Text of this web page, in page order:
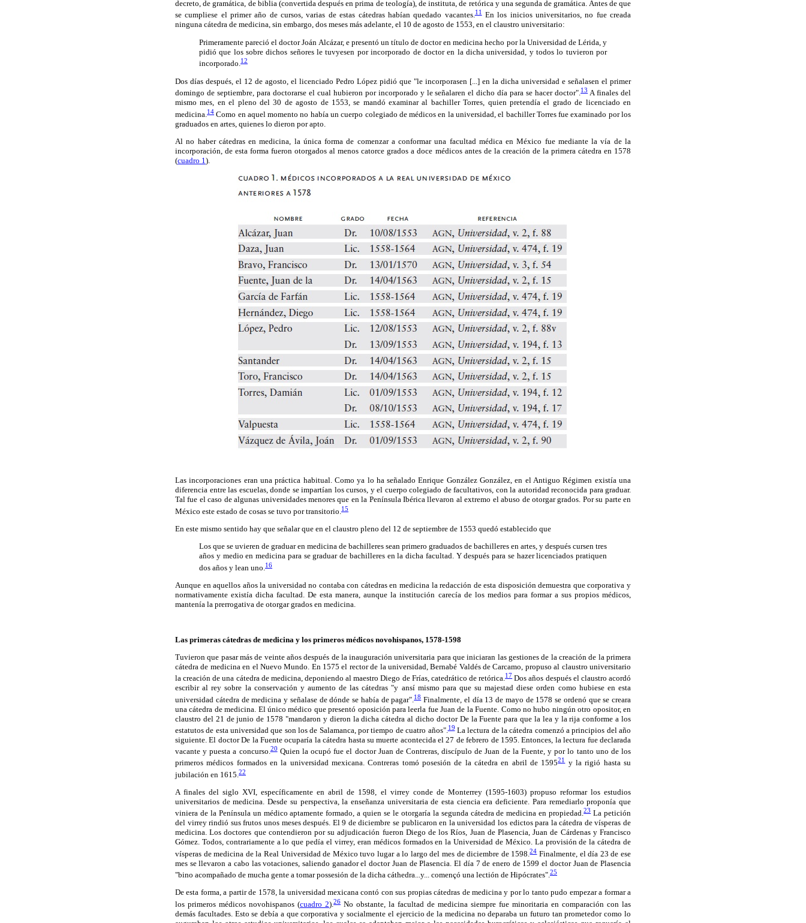
decreto, de gramática, de biblia (convertida después en prima de teología), de instituta, de retórica y una segunda de gramática. Antes de que
se cumpliese el primer año de cursos, varias de estas cátedras habían quedado vacantes.11En los inicios universitarios, no fue creada
ninguna cátedra de medicina, sin embargo, dos meses más adelante, el 10 de agosto de 1553, en el claustro universitario:
Primeramente pareció el doctor Joán Alcázar, e presentó un título de doctor en medicina hecho por la Universidad de Lérida, y
pidió que los sobre dichos señores le tuvyesen por incorporado de doctor en la dicha universidad, y todos lo tuvieron por
incorporado.12
Dos días después, el 12 de agosto, el licenciado Pedro López pidió que "le incorporasen [...] en la dicha universidad e señalasen el primer
domingo de septiembre, para doctorarse el cual hubieron por incorporado y le señalaren el dicho día para se hacer doctor".13A finales del
mismo mes, en el pleno del 30 de agosto de 1553, se mandó examinar al bachiller Torres, quien pretendía el grado de licenciado en
medicina. 14 Como en aquel momento no había un cuerpo colegiado de médicos en la universidad, el bachiller Torres fue examinado por los
graduados en artes, quienes lo dieron por apto.
Al no haber cátedras en medicina, la única forma de comenzar a conformar una facultad médica en México fue mediante la vía de la
incorporación, de esta forma fueron otorgados al menos catorce grados a doce médicos antes de la creación de la primera cátedra en 1578
(cuadro 1 ).
Las incorporaciones eran una práctica habitual. Como ya lo ha señalado Enrique González González, en el Antiguo Régimen existía una
diferencia entre las escuelas, donde se impartían los cursos, y el cuerpo colegiado de facultativos, con la autoridad reconocida para graduar.
Tal fue el caso de algunas universidades menores que en la Península Ibérica llevaron al extremo el abuso de otorgar grados. Por su parte en
México este estado de cosas se tuvo por transitorio. 15
En este mismo sentido hay que señalar que en el claustro pleno del 12 de septiembre de 1553 quedó establecido que
Los que se uvieren de graduar en medicina de bachilleres sean primero graduados de bachilleres en artes, y después cursen tres
años y medio en medicina para se graduar de bachilleres en la dicha facultad. Y después para se hazer licenciados pratiquen
dos años y lean uno. 16
Aunque en aquellos años la universidad no contaba con cátedras en medicina la redacción de esta disposición demuestra que corporativa y
normativamente existía dicha facultad. De esta manera, aunque la institución carecía de los medios para formar a sus propios médicos,
mantenía la prerrogativa de otorgar grados en medicina.
Las primeras cátedras de medicina y los primeros médicos novohispanos, 1578-1598
Tuvieron que pasar más de veinte años después de la inauguración universitaria para que iniciaran las gestiones de la creación de la primera
cátedra de medicina en el Nuevo Mundo. En 1575 el rector de la universidad, Bernabé Valdés de Carcamo, propuso al claustro universitario
la creación de una cátedra de medicina, deponiendo al maestro Diego de Frías, catedrático de retórica.17Dos años después el claustro acordó
escribir al rey sobre la conservación y aumento de las cátedras "y ansí mismo para que su majestad diese orden como hubiese en esta
universidad cátedra de medicina y señalase de dónde se había de pagar".18Finalmente, el día 13 de mayo de 1578 se ordenó que se creara
una cátedra de medicina. El único médico que presentó oposición para leerla fue Juan de la Fuente. Como no hubo ningún otro opositor, en
claustro del 21 de junio de 1578 "mandaron y dieron la dicha cátedra al dicho doctor De la Fuente para que la lea y la rija conforme a los
estatutos de esta universidad que son los de Salamanca, por tiempo de cuatro años".19La lectura de la cátedra comenzó a principios del año
siguiente. El doctor De la Fuente ocuparía la cátedra hasta su muerte acontecida el 27 de febrero de 1595. Entonces, la lectura fue declarada
vacante y puesta a concurso.20Quien la ocupó fue el doctor Juan de Contreras, discípulo de Juan de la Fuente, y por lo tanto uno de los
primeros médicos formados en la universidad mexicana. Contreras tomó posesión de la cátedra en abril de 159521y la rigió hasta su
jubilación en 1615. 22
A finales del siglo XVI, específicamente en abril de 1598, el virrey conde de Monterrey (1595-1603) propuso reformar los estudios
universitarios de medicina. Desde su perspectiva, la enseñanza universitaria de esta ciencia era deficiente. Para remediarlo proponía que
viniera de la Península un médico aptamente formado, a quien se le otorgaría la segunda cátedra de medicina en propiedad.23La petición
del virrey rindió sus frutos unos meses después. El 9 de diciembre se publicaron en la universidad los edictos para la cátedra de vísperas de
medicina. Los doctores que contendieron por su adjudicación fueron Diego de los Ríos, Juan de Plasencia, Juan de Cárdenas y Francisco
Gómez. Todos, contrariamente a lo que pedía el virrey, eran médicos formados en la Universidad de México. La provisión de la cátedra de
vísperas de medicina de la Real Universidad de México tuvo lugar a lo largo del mes de diciembre de 1598.24Finalmente, el día 23 de ese
mes se llevaron a cabo las votaciones, saliendo ganador el doctor Juan de Plasencia. El día 7 de enero de 1599 el doctor Juan de Plasencia
"bino acompañado de mucha gente a tomar possesión de la dicha cáthedra...y... començó una lectión de Hipócrates". 25
De esta forma, a partir de 1578, la universidad mexicana contó con sus propias cátedras de medicina y por lo tanto pudo empezar a formar a
los primeros médicos novohispanos (cuadro 2). 26 No obstante, la facultad de medicina siempre fue minoritaria en comparación con las
demás facultades. Esto se debía a que corporativa y socialmente el ejercicio de la medicina no deparaba un futuro tan prometedor como lo